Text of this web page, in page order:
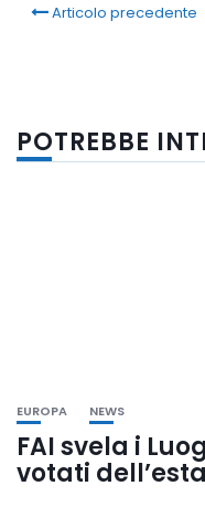
Articolo precedente
POTREBBE
EUROPA NEWS
FAI svela i
votati